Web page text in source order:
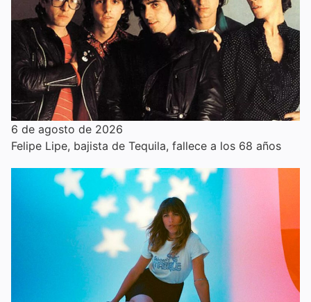
6 de agosto de 2026
Felipe Lipe, bajista de Tequila, fallece a los 68 años